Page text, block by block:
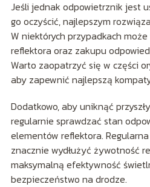
Jeśli jednak odpowietrznik jest
go oczyścić, najlepszym
W niektórych przypadkach
reflektora oraz zakupu
Warto zaopatrzyć się w części
aby zapewnić najlepszą
Dodatkowo, aby uniknąć
regularnie sprawdzać stan
elementów reflektora.
znacznie wydłużyć żywotność
maksymalną efektywność
bezpieczeństwo na drodze.